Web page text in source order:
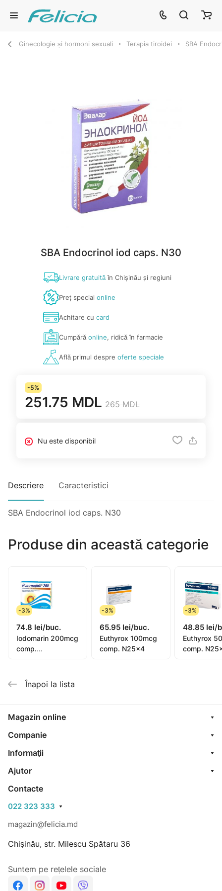
Ginecologie și hormoni sexuali Terapia tiroidei SBA
SBA Endocrinol iod caps. N30
Livrare gratuităîn Chișinău și regiuni
Preț special online
Achitare cu card
Cumpărăonline, ridică în farmacie
Află primul despre oferte speciale
-5%
251.75 MDL 265 MDL
Nu este disponibil
Descriere Caracteristici
SBA Endocrinol iod caps. N30
Produse din această categorie
-3%
74.8 lei/buc.
Iodomarin 200mcg
comp.
-3%
65.95 lei/buc.
Euthyrox 100mcg
comp. N25x4
-3%
48.85 lei/
Euthyrox
comp.
Înapoi la lista
Magazin online
Companie
Informaţii
Ajutor
Contacte
022 323 333
magazin@felicia.md
Chișinău, str. Milescu Spătaru 36
Suntem pe rețelele sociale